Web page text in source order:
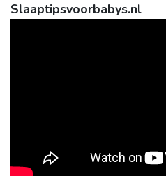
Slaaptipsvoorbabys.nl